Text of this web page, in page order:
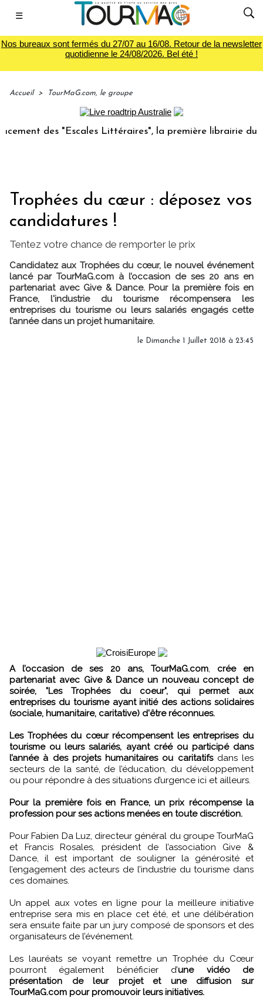
☰
Nos bureaux sont fermés du 27/07 au 16/08. Retour de la newsletter
quotidienne le 24/08/2026. Bel été !
Accueil > TourMaG.com, le groupe
des "Escales Littéraires", la première librairie du voyage
Trophées du cœur : déposez vos
candidatures !
Tentez votre chance de remporter le prix
Candidatez aux Trophées du cœur, le nouvel événement
lancé par TourMaG.com à l’occasion de ses 20 ans en
partenariat avec Give & Dance. Pour la première fois en
France, l'industrie du tourisme récompensera les
entreprises du tourisme ou leurs salariés engagés cette
l’année dans un projet humanitaire.
le Dimanche 1 Juillet 2018 à 23:45
A l’occasion de ses 20 ans, TourMaG.com, crée en
partenariat avec Give & Dance un nouveau concept de
soirée, "Les Trophées du coeur", qui permet aux
entreprises du tourisme ayant initié des actions solidaires
(sociale, humanitaire, caritative) d'être réconnues.
Les Trophées du cœur récompensent les entreprises du
tourisme ou leurs salariés, ayant créé ou participé dans
l’année à des projets humanitaires ou caritatifsdans les
secteurs de la santé, de l’éducation, du développement
ou pour répondre à des situations d’urgence ici et ailleurs.
Pour la première fois en France, un prix récompense la
profession pour ses actions menées en toute discrétion.
Pour Fabien Da Luz, directeur général du groupe TourMaG
et Francis Rosales, président de l’association Give &
Dance, il est important de souligner la générosité et
l’engagement des acteurs de l’industrie du tourisme dans
ces domaines.
Un appel aux votes en ligne pour la meilleure initiative
entreprise sera mis en place cet été, et une délibération
sera ensuite faite par un jury composé de sponsors et des
organisateurs de l’événement.
Les lauréats se voyant remettre un Trophée du Cœur
pourront également bénéficier d’une vidéo de
présentation de leur projet et une diffusion sur
TourMaG.com pour promouvoir leurs initiatives.